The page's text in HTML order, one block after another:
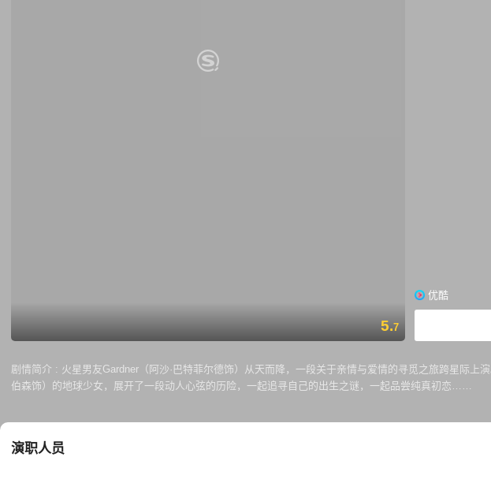
5.7
优酷
剧情简介 : 火星男友Gardner（阿沙·巴特菲尔德饰）从天而降，一段关于亲情与爱情的寻觅之旅跨星际
伯森饰）的地球少女，展开了一段动人心弦的历险，一起追寻自己的出生之谜，一起品尝纯真初恋……
演职人员